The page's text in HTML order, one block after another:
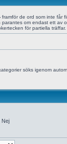
framför de ord som inte får
parantes om endast ett av
för partiella träffar.
söks igenom
Nej